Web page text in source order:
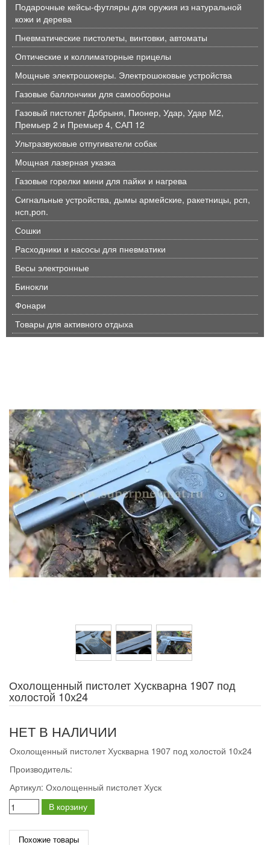
Подарочные кейсы-футляры для оружия из натуральной
кожи и дерева
Пневматические пистолеты, винтовки, автоматы
Оптические и коллиматорные прицелы
Мощные электрошокеры. Электрошоковые устройства
Газовые баллончики для самообороны
Газовый пистолет Добрыня, Пионер, Удар, Удар М2,
Премьер 2 и Премьер 4, САП 12
Ультразвуковые отпугиватели собак
Мощная лазерная указка
Газовые горелки мини для пайки и нагрева
Сигнальные устройства, дымы армейские, ракетницы, рсп,
нсп,роп.
Сошки
Расходники и насосы для пневматики
Весы электронные
Бинокли
Фонари
Товары для активного отдыха
Охолощенный пистолет Хускварна 1907 под
холостой 10х24
НЕТ В НАЛИЧИИ
Охолощенный пистолет Хускварна 1907 под холостой 10х24
Производитель:
Артикул: Охолощенный пистолет Хуск
В корзину
Похожие товары